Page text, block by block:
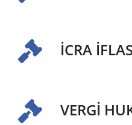
İCRA
VERGİ